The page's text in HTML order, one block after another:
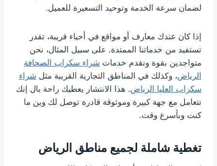
لضمان سرعة الخدمة وتوحيد التسعيرة للعميل.
إذا كان عندك معارف أو مواقع في أحياء قريبة، تقدر
تستفيد من خدماتنا الممتدة. على سبيل المثال، نحن
متواجدين بقوة ونقدم خدمات شراء سكراب الصحافة
الرياض، وكذلك في المناطق التجارية القريبة مثل شراء
سكراب العليا الرياض. هذا الانتشار يعطيك راحة بال إنك
تتعامل مع جهة كبيرة وموثوقة قادرة توصل لك وين ما
كنت وبأسرع وقت.
تغطية شاملة لجميع مناطق الرياض